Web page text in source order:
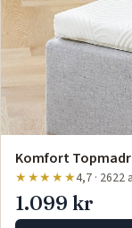
Komfort
★★★★★4,7 ·
1.099 kr